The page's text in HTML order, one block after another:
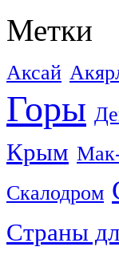
Метки
Аксай
Горы
Крым
Скалодром
Страны